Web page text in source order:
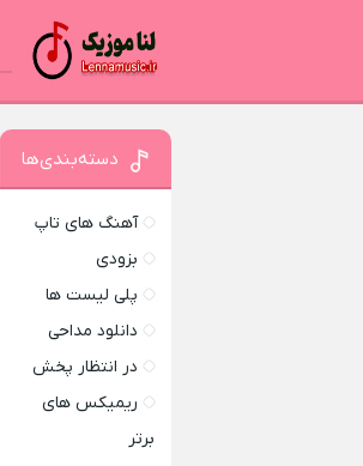
دسته‌بندی‌ها
آهنگ های تاپ
بزودی
پلی لیست ها
دانلود مداحی
در انتظار پخش
ریمیکس های
برتر